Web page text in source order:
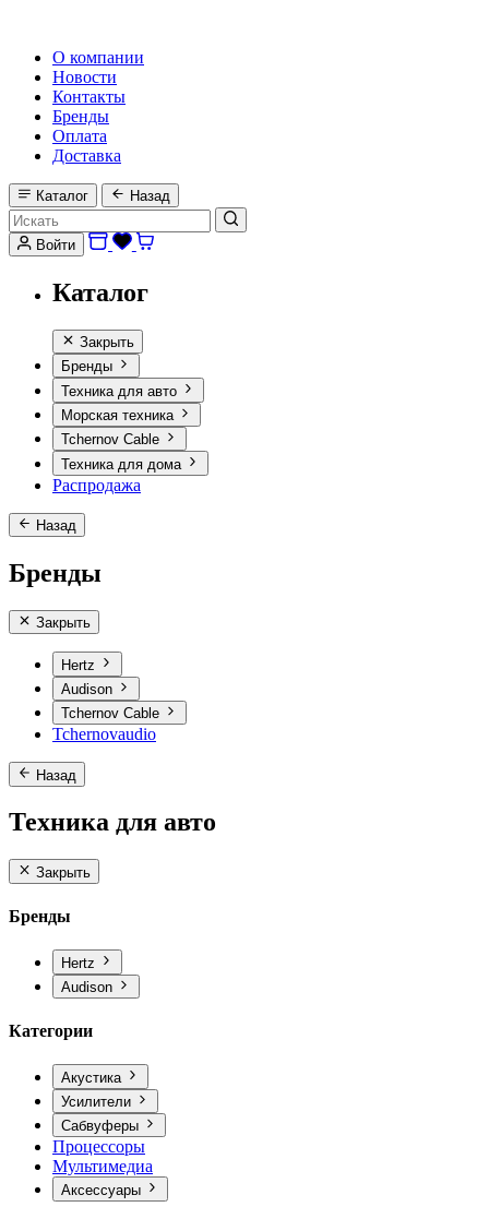
О компании
Новости
Контакты
Бренды
Оплата
Доставка
Каталог Назад
Войти
Каталог
Закрыть
Бренды
Техника для авто
Морская техника
Tchernov Cable
Техника для дома
Распродажа
Назад
Бренды
Закрыть
Hertz
Audison
Tchernov Cable
Tchernovaudio
Назад
Техника для авто
Закрыть
Бренды
Hertz
Audison
Категории
Акустика
Усилители
Сабвуферы
Процессоры
Мультимедиа
Аксессуары